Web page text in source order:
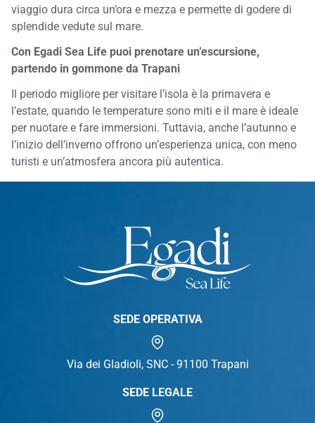
viaggio dura circa un’ora e mezza e permette di godere di
splendide vedute sul mare.
Con Egadi Sea Life puoi prenotare un’escursione,
partendo in gommone da Trapani
Il periodo migliore per visitare l’isola è la primavera e
l’estate, quando le temperature sono miti e il mare è ideale
per nuotare e fare immersioni. Tuttavia, anche l’autunno e
l’inizio dell’inverno offrono un’esperienza unica, con meno
turisti e un’atmosfera ancora più autentica.
SEDE OPERATIVA
Via dei Gladioli, SNC - 91100 Trapani
SEDE LEGALE